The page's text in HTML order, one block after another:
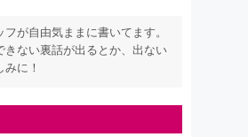
が自由気ままに書いてます。
きない裏話が出るとか、出ない
に！